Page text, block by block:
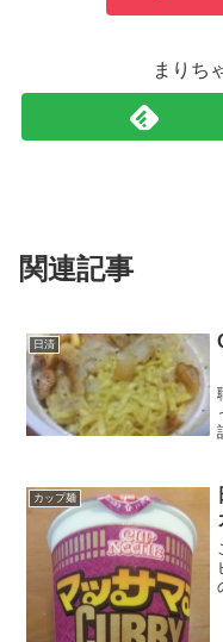
まりち
関連記事
日清
カップ麺